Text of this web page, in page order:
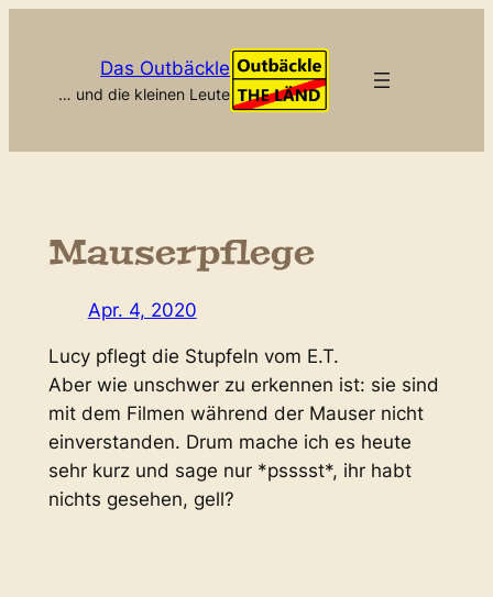
Das Outbäckle
… und die kleinen Leute
Mauserpflege
Apr. 4, 2020
Lucy pflegt die Stupfeln vom E.T.
Aber wie unschwer zu erkennen ist: sie sind
mit dem Filmen während der Mauser nicht
einverstanden. Drum mache ich es heute
sehr kurz und sage nur *psssst*, ihr habt
nichts gesehen, gell?